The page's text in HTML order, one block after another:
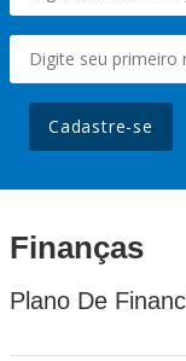
Cadastre-se
Finanças
Plano De